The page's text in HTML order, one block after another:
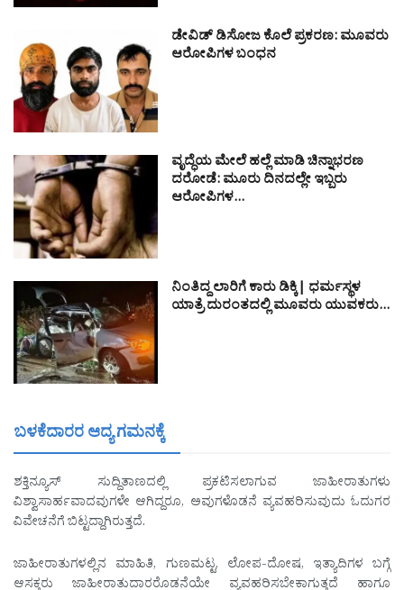
ಡೇವಿಡ್ ಡಿಸೋಜ ಕೊಲೆ ಪ್ರಕರಣ: ಮೂವರು
ಆರೋಪಿಗಳ ಬಂಧನ
ವೃದ್ಧೆಯ ಮೇಲೆ ಹಲ್ಲೆ ಮಾಡಿ ಚಿನ್ನಾಭರಣ
ದರೋಡೆ: ಮೂರು ದಿನದಲ್ಲೇ ಇಬ್ಬರು
ಆರೋಪಿಗಳ…
ನಿಂತಿದ್ದ ಲಾರಿಗೆ ಕಾರು ಡಿಕ್ಕಿ| ಧರ್ಮಸ್ಥಳ
ಯಾತ್ರೆ ದುರಂತದಲ್ಲಿ ಮೂವರು ಯುವಕರು…
ಬಳಕೆದಾರರ ಆದ್ಯ ಗಮನಕ್ಕೆ
ಶಕ್ತಿನ್ಯೂಸ್ ಸುದ್ದಿತಾಣದಲ್ಲಿ ಪ್ರಕಟಿಸಲಾಗುವ ಜಾಹೀರಾತುಗಳು
ವಿಶ್ವಾಸಾರ್ಹವಾದವುಗಳೇ ಆಗಿದ್ದರೂ, ಅವುಗಳೊಡನೆ ವ್ಯವಹರಿಸುವುದು ಓದುಗರ
ವಿವೇಚನೆಗೆ ಬಿಟ್ಟದ್ದಾಗಿರುತ್ತದೆ.
ಜಾಹೀರಾತುಗಳಲ್ಲಿನ ಮಾಹಿತಿ, ಗುಣಮಟ್ಟ, ಲೋಪ-ದೋಷ, ಇತ್ಯಾದಿಗಳ ಬಗ್ಗೆ
ಆಸಕ್ತರು ಜಾಹೀರಾತುದಾರರೊಡನೆಯೇ ವ್ಯವಹರಿಸಬೇಕಾಗುತ್ತದೆ ಹಾಗೂ